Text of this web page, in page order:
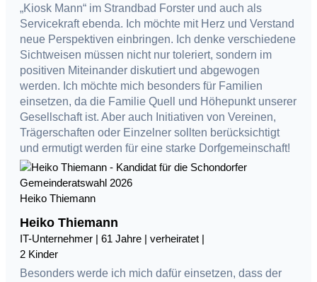
„Kiosk Mann“ im Strandbad Forster und auch als
Servicekraft ebenda. Ich möchte mit Herz und Verstand
neue Perspektiven einbringen. Ich denke verschiedene
Sichtweisen müssen nicht nur toleriert, sondern im
positiven Miteinander diskutiert und abgewogen
werden. Ich möchte mich besonders für Familien
einsetzen, da die Familie Quell und Höhepunkt unserer
Gesellschaft ist. Aber auch Initiativen von Vereinen,
Trägerschaften oder Einzelner sollten berücksichtigt
und ermutigt werden für eine starke Dorfgemeinschaft!
Heiko Thiemann
Heiko Thiemann
IT-Unternehmer | 61 Jahre | verheiratet |
2 Kinder
Besonders werde ich mich dafür einsetzen, dass der